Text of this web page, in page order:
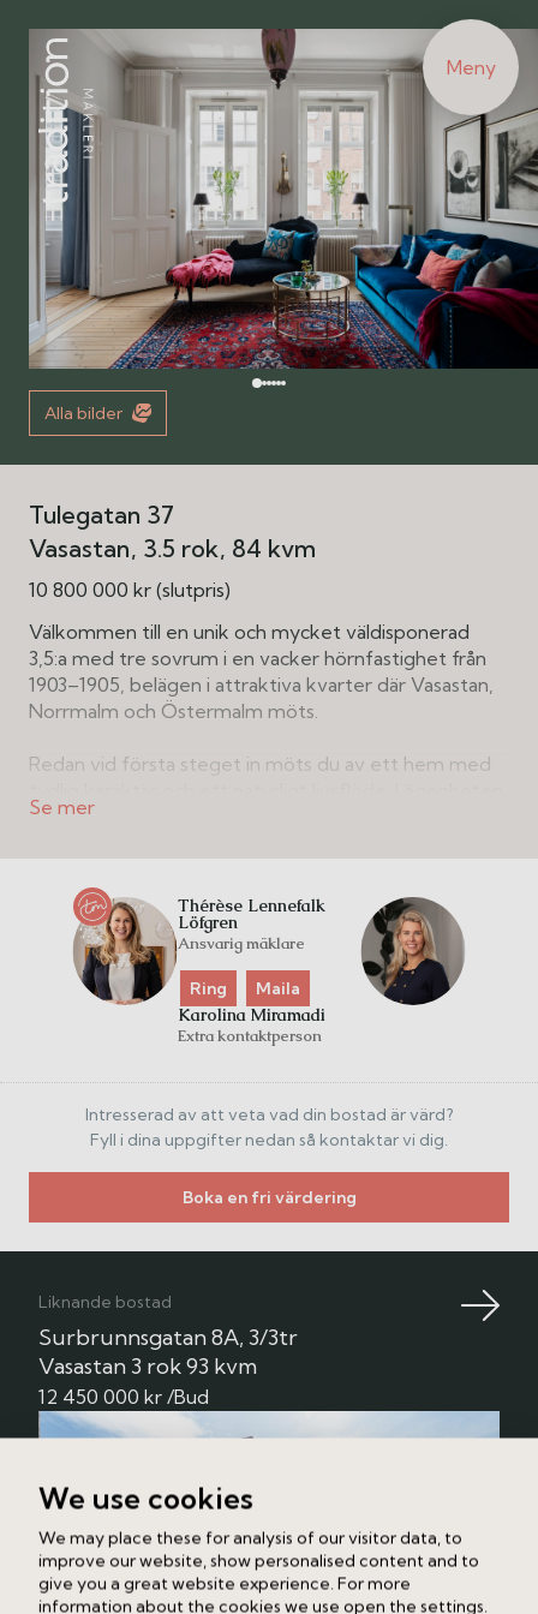
Meny
Alla bilder
Tulegatan 37
Vasastan 3.5 rok 84 kvm
10 800 000 kr (slutpris)
Välkommen till en unik och mycket väldisponerad
3,5:a med tre sovrum i en vacker hörnfastighet från
1903–1905, belägen i attraktiva kvarter där Vasastan,
Norrmalm och Östermalm möts.
Redan vid första steget in möts du av ett hem med
är genomgående från gård till gata och erbjuder en
ljuset in genom flera höga fönsterpartier med djupa
nischer och skapar en luftig och inbjudande atmosfär.
Vardagsrummet har tillgång till en aktiv rökkanal,
vilket enligt uppgift kan möjliggöra installation av
kakelugn för att ytterligare förstärka
sekelskifteskänslan. Köparen behöver dock själv
utreda möjligheten vidare samt säkerställa
godkännande från förening och fackman.
Köket är smart placerat i mitten av bostaden och
stilrent utformat i en sober grå kulör med komplett
maskinell utrustning och plats för matbord. För den
placerade med fin avskildhet från varandra. Master
bedroom erbjuder gott om plats för dubbelsäng och
förvaring. Även här finns tillgång till en aktiv rökkanal
för den som vill undersöka möjligheten att installera
Hemmet präglas av en vacker kombination av
modern design och tidstypiska detaljer från byggåret.
Generös takhöjd om ca 3,10 m, stuckatur, trägolv,
spegeldörrar och välbevarade snickerier samspelar
Thérèse Lennefalk
Löfgren
Ansvarig mäklare
Ring
Maila
Karolina Miramadi
Extra kontaktperson
Intresserad av att veta vad din bostad är värd?
Fyll i dina uppgifter nedan så kontaktar vi dig.
Boka en fri värdering
Liknande bostad
Surbrunnsgatan 8A, 3/3tr
Vasastan3 rok93 kvm
12 450 000 kr /Bud
We use cookies
We may place these for analysis of our visitor data, to
improve our website, show personalised content and to
give you a great website experience. For more
information about the cookies we use open the settings.